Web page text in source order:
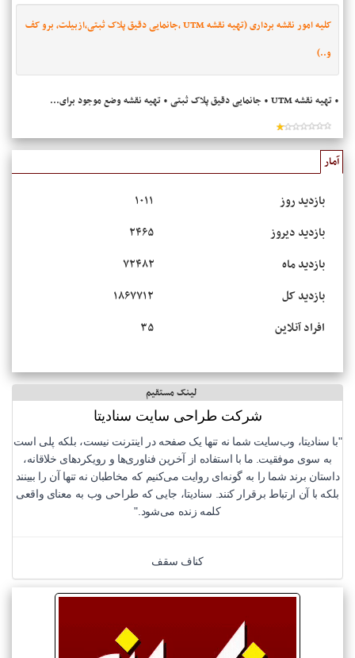
کلیه امور نقشه برداری (تهیه نقشه UTM ،جانمایی دقیق پلاک ثبتی،ازبیلت، برو کف
و..)
• تهیه نقشه UTM • جانمایی دقیق پلاک ثبتی • تهیه نقشه وضع موجود برای...
آمار
بازدید روز
۱۰۱۱
بازدید دیروز
۲۴۶۵
بازدید ماه
۷۲۴۸۲
بازدید کل
۱۸۶۷۷۱۲
افراد آنلاین
۳۵
لینک مستقیم
شرکت طراحی سایت سنادیتا
"با سنادیتا، وب‌سایت شما نه تنها یک صفحه در اینترنت نیست، بلکه پلی است
به سوی موفقیت. ما با استفاده از آخرین فناوری‌ها و رویکردهای خلاقانه،
داستان برند شما را به گونه‌ای روایت می‌کنیم که مخاطبان نه تنها آن را ببینند
بلکه با آن ارتباط برقرار کنند. سنادیتا، جایی که طراحی وب به معنای واقعی
کلمه زنده می‌شود."
کناف سقف